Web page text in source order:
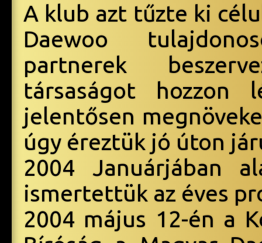
A klub azt tűzte ki
Daewoo
partnerek
társaságot
jelentősen
úgy éreztük jó úton
2004 Januárjában
ismertettük az éves
2004 május 12-én a